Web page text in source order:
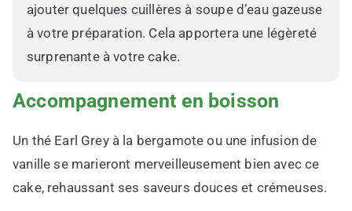
ajouter quelques cuillères à soupe d’eau gazeuse
à votre préparation. Cela apportera une légèreté
surprenante à votre cake.
Accompagnement en boisson
Un thé Earl Grey à la bergamote ou une infusion de
vanille se marieront merveilleusement bien avec ce
cake, rehaussant ses saveurs douces et crémeuses.